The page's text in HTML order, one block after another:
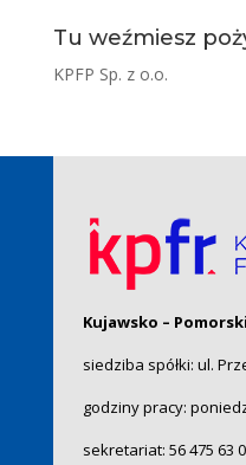
Tu weźmiesz
KPFP Sp. z o.o.
Kujawsko –
siedziba spółki: ul.
godziny pracy:
sekretariat: 56 475 63